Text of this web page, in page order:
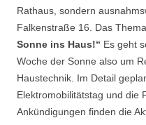
Rathaus, sondern
Falkenstraße 16. Das
Sonne ins Haus!“ Es geht
Woche der Sonne also um
Haustechnik. Im Detail
Elektromobilitätstag und die
Ankündigungen finden die